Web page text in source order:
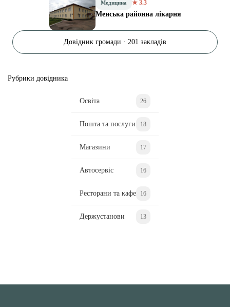
Медицина ★ 3.3
Менська районна лікарня
Довідник громади · 201 закладів
Рубрики довідника
Освіта 26
Пошта та послуги 18
Магазини 17
Автосервіс 16
Ресторани та кафе 16
Держустанови 13